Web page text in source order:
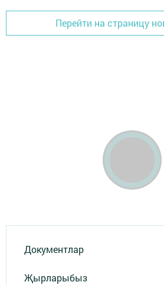
Перейти на страницу
Документлар
Җырларыбыз